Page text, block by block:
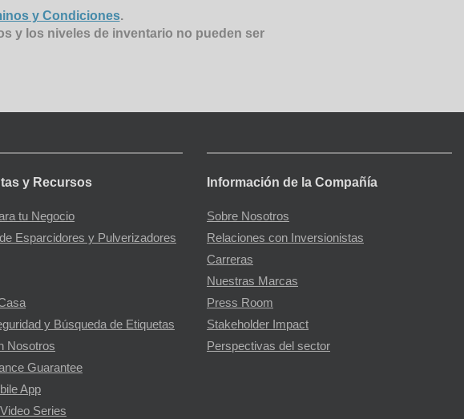
y Condiciones.
y los niveles de inventario no pueden ser
y Recursos
tu Negocio
Esparcidores y Pulverizadores
y Búsqueda de Etiquetas
Nosotros
Guarantee
App
Series
Información de la Compañía
Sobre Nosotros
Relaciones con Inversionistas
Carreras
Nuestras Marcas
Press Room
Stakeholder Impact
Perspectivas del sector